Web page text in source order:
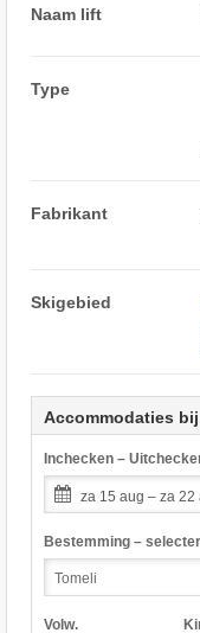
Naam lift
Type
Fabrikant
Skigebied
Accommodaties
Inchecken –
za 15 aug – za 22
Bestemming –
Volw.